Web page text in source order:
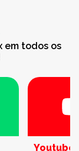
em todos os
Youtube